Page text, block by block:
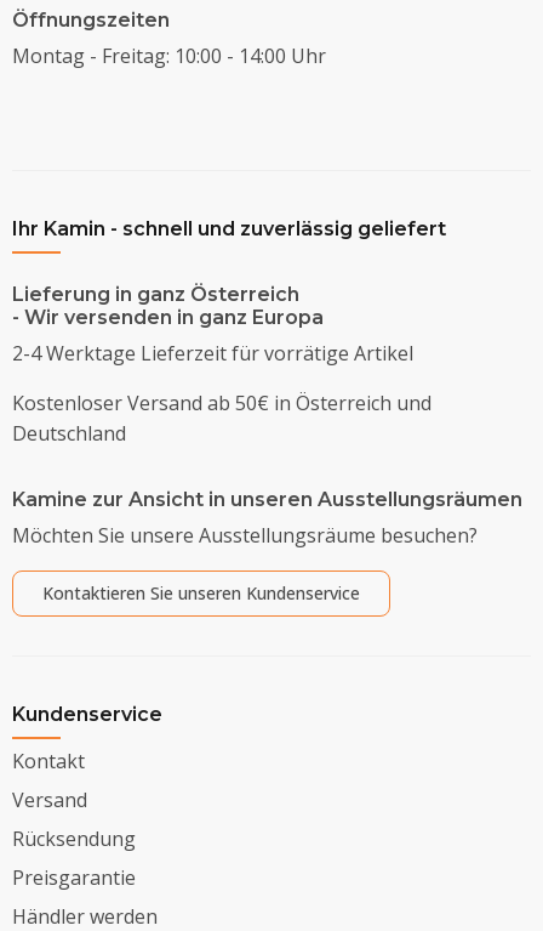
Öffnungszeiten
Montag - Freitag: 10:00 - 14:00 Uhr
Ihr Kamin - schnell und zuverlässig geliefert
Lieferung in ganz Österreich
- Wir versenden in ganz Europa
2-4 Werktage Lieferzeit für vorrätige Artikel
Kostenloser Versand ab 50€ in Österreich und
Deutschland
Kamine zur Ansicht in unseren Ausstellungsräumen
Möchten Sie unsere Ausstellungsräume besuchen?
Kontaktieren Sie unseren Kundenservice
Kundenservice
Kontakt
Versand
Rücksendung
Preisgarantie
Händler werden